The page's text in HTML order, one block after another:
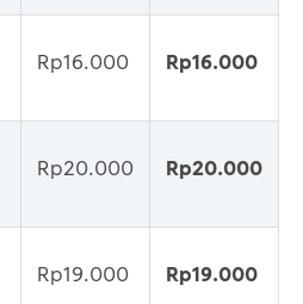
Rp16.000 Rp16.000
Rp20.000 Rp20.000
Rp19.000 Rp19.000